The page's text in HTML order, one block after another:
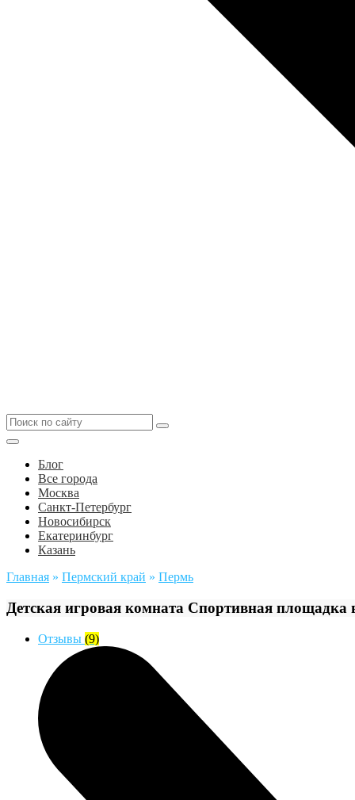
Блог
Все города
Москва
Санкт-Петербург
Новосибирск
Екатеринбург
Казань
Главная » Пермский край » Пермь
Детская игровая комната Спортивная площадка
Отзывы (9)